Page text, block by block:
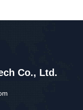
Co., Ltd.